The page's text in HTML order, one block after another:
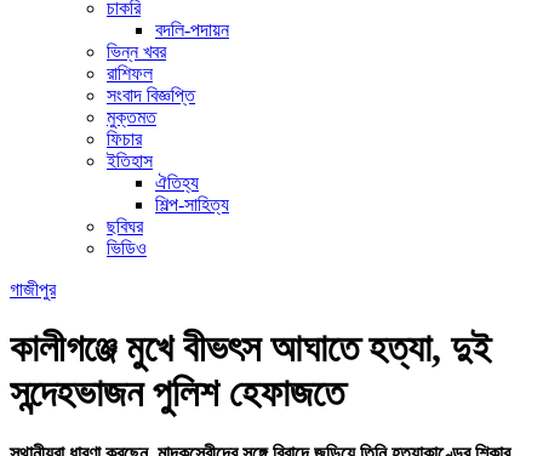
চাকরি
বদলি-পদায়ন
ভিন্ন খবর
রাশিফল
সংবাদ বিজ্ঞপ্তি
মুক্তমত
ফিচার
ইতিহাস
ঐতিহ্য
শিল্প-সাহিত্য
ছবিঘর
ভিডিও
গাজীপুর
কালীগঞ্জে মুখে বীভৎস আঘাতে হত্যা, দুই
সন্দেহভাজন পুলিশ হেফাজতে